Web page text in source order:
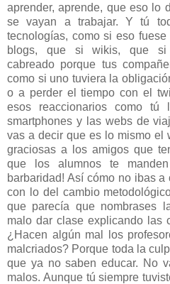
aprender, aprende, que eso lo
se vayan a trabajar. Y tú
tecnologías, como si eso
blogs, que si wikis, que si
cabreado porque tus
como si uno tuviera la
o a perder el tiempo con el
esos reaccionarios como tú
smartphones y las webs de
vas a decir que es lo mismo el
graciosas a los amigos que
que los alumnos te
barbaridad! Así cómo no ibas
con lo del cambio
que parecía que nombrases
malo dar clase explicando las
¿Hacen algún mal los
malcriados? Porque toda la
que ya no saben educar. No
malos. Aunque tú siempre